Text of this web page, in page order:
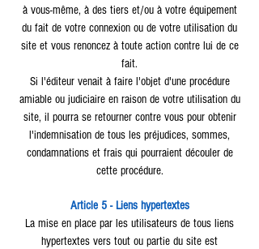
à vous-même, à des tiers et/ou à votre équipement
du fait de votre connexion ou de votre utilisation du
site et vous renoncez à toute action contre lui de ce
fait.
Si l'éditeur venait à faire l'objet d'une procédure
amiable ou judiciaire en raison de votre utilisation du
site, il pourra se retourner contre vous pour obtenir
l'indemnisation de tous les préjudices, sommes,
condamnations et frais qui pourraient découler de
cette procédure.
Article 5 - Liens hypertextes
La mise en place par les utilisateurs de tous liens
hypertextes vers tout ou partie du site est